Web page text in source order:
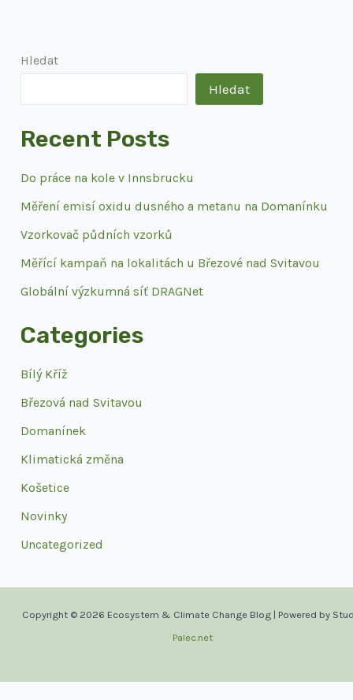
Hledat
Hledat
Recent Posts
Do práce na kole v Innsbrucku
Měření emisí oxidu dusného a metanu na Domanínku
Vzorkovač půdních vzorků
Měřící kampaň na lokalitách u Březové nad Svitavou
Globální výzkumná síť DRAGNet
Categories
Bílý Kříž
Březová nad Svitavou
Domanínek
Klimatická změna
Košetice
Novinky
Uncategorized
Copyright © 2026 Ecosystem & Climate Change Blog | Powered by
Palec.net